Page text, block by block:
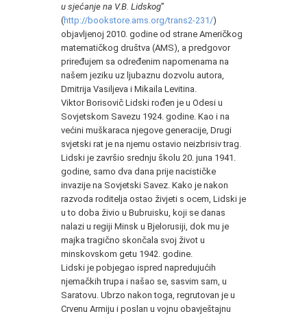
u sjećanje na V.B. Lidskog”
(http://bookstore.ams.org/trans2-231/)
objavljenoj 2010. godine od strane Američkog
matematičkog društva (AMS), a predgovor
priređujem sa određenim napomenama na
našem jeziku uz ljubaznu dozvolu autora,
Dmitrija Vasiljeva i Mikaila Levitina.
Viktor Borisovič Lidski rođen je u Odesi u
Sovjetskom Savezu 1924. godine. Kao i na
većini muškaraca njegove generacije, Drugi
svjetski rat je na njemu ostavio neizbrisiv trag.
Lidski je završio srednju školu 20. juna 1941.
godine, samo dva dana prije nacističke
invazije na Sovjetski Savez. Kako je nakon
razvoda roditelja ostao živjeti s ocem, Lidski je
u to doba živio u Bubruisku, koji se danas
nalazi u regiji Minsk u Bjelorusiji, dok mu je
majka tragično skončala svoj život u
minskovskom getu 1942. godine.
Lidski je pobjegao ispred napredujućih
njemačkih trupa i našao se, sasvim sam, u
Saratovu. Ubrzo nakon toga, regrutovan je u
Crvenu Armiju i poslan u vojnu obavještajnu